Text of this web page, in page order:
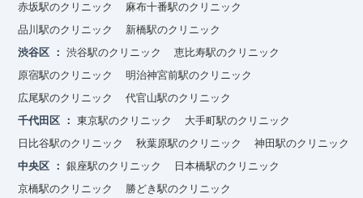
赤坂駅のクリニック
麻布十番駅のクリニック
品川駅のクリニック
新橋駅のクリニック
渋谷区
渋谷駅のクリニック
恵比寿駅のクリニック
原宿駅のクリニック
明治神宮前駅のクリニック
広尾駅のクリニック
代官山駅のクリニック
千代田区
東京駅のクリニック
大手町駅のクリニック
日比谷駅のクリニック
秋葉原駅のクリニック
神田駅のクリニック
中央区
銀座駅のクリニック
日本橋駅のクリニック
京橋駅のクリニック
勝どき駅のクリニック